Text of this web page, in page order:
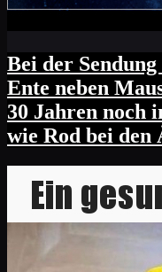
Bei der
Ente neben
30 Jahren noch
wie Rod bei den